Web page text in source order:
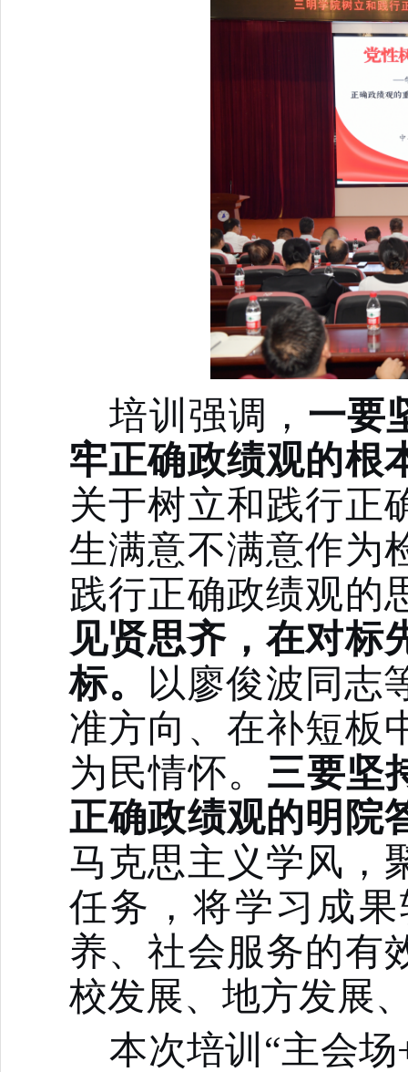
培训强调， 一要
牢正确政绩观的根
关于树立和践行正
生满意不满意作为
践行正确政绩观的
见贤思齐，在对标
标。 以廖俊波同志
准方向、在补短板
为民情怀。 三要坚
正确政绩观的明院
马克思主义学风，
任务，将学习成
养、社会服务的有
校发展、地方发展
本次培训 “主会场